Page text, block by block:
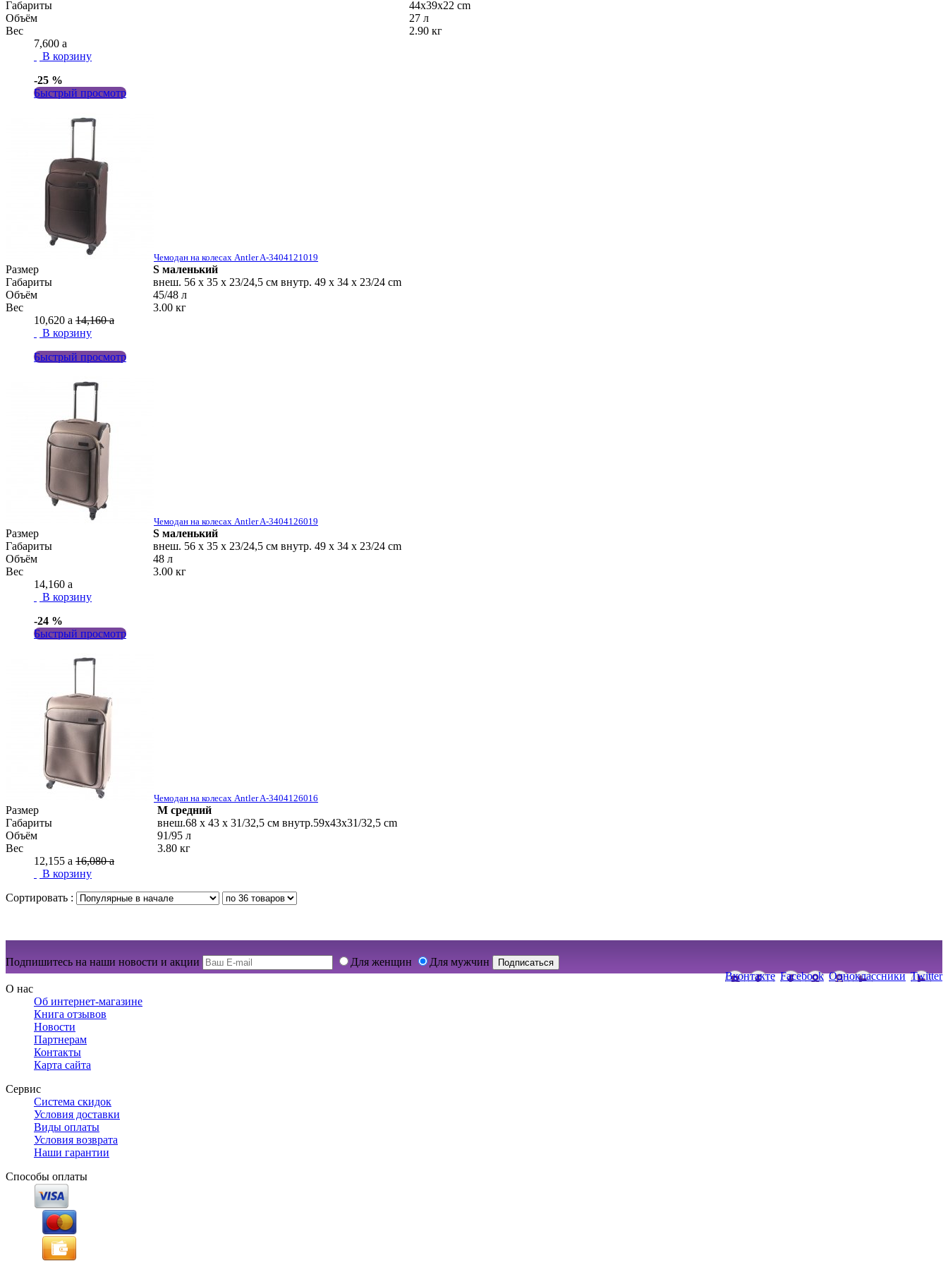
Габариты
44х39х22 cm
Объём
27 л
Вес
2.90 кг
7,600 a
В корзину
-25 %
Быстрый просмотр
Чемодан на колесах Antler A-3404121019
Размер S маленький
Габариты
внеш. 56 x 35 x 23/24,5 см внутр. 49 х 34 х 23/24 cm
Объём
45/48 л
Вес
3.00 кг
10,620 a 14,160a
В корзину
Быстрый просмотр
Чемодан на колесах Antler A-3404126019
Размер S маленький
Габариты
внеш. 56 x 35 x 23/24,5 см внутр. 49 х 34 х 23/24 cm
Объём
48 л
Вес
3.00 кг
14,160 a
В корзину
-24 %
Быстрый просмотр
Чемодан на колесах Antler A-3404126016
Размер M средний
Габариты
внеш.68 х 43 х 31/32,5 см внутр.59х43х31/32,5 cm
Объём
91/95 л
Вес
3.80 кг
12,155 a 16,080a
В корзину
Сортировать :
Подпишитесь на наши новости и акции Для женщин Для мужчин Подписаться
Вконтакте Facebook Одноклассники Twitter
О нас
Об интернет-магазине
Книга отзывов
Новости
Партнерам
Контакты
Карта сайта
Сервис
Система скидок
Условия доставки
Виды оплаты
Условия возврата
Наши гарантии
Способы оплаты